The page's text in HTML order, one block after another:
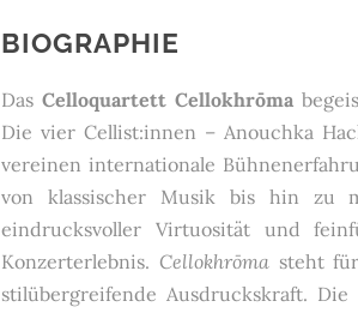
BIOGRAPHIE
Das Celloquartett Cellokhrōma
Die vier Cellist:innen – Anouchka
vereinen internationale
von klassischer Musik bis hin zu
eindrucksvoller Virtuosität und
Konzerterlebnis. Cellokhrōmasteht für
stilübergreifende Ausdruckskraft.